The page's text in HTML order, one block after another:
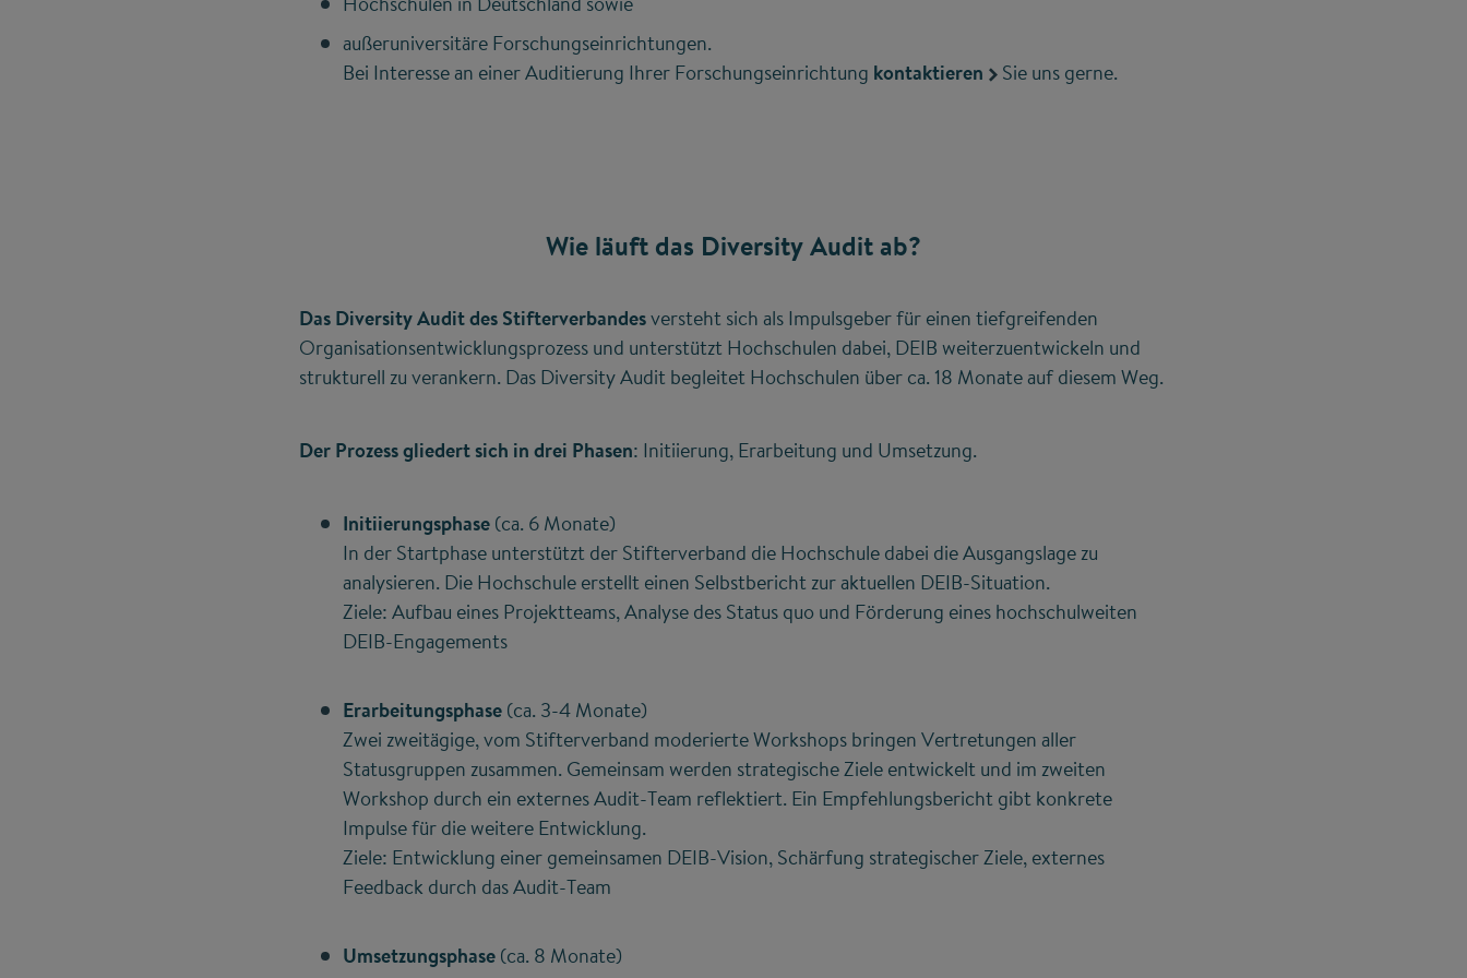
außeruniversitäre Forschungseinrichtungen.
Bei Interesse an einer Auditierung Ihrer Forschungseinrichtung kontaktieren Sie uns gerne.
Wie läuft das Diversity Audit ab?
Das Diversity Audit des Stifterverbandesversteht sich als Impulsgeber für einen tiefgreifenden
Organisationsentwicklungsprozess und unterstützt Hochschulen dabei, DEIB weiterzuentwickeln und
strukturell zu verankern. Das Diversity Audit begleitet Hochschulen über ca. 18 Monate auf diesem Weg.
Der Prozess gliedert sich in drei Phasen: Initiierung, Erarbeitung und Umsetzung.
Initiierungsphase (ca. 6 Monate)
In der Startphase unterstützt der Stifterverband die Hochschule dabei die Ausgangslage zu
analysieren. Die Hochschule erstellt einen Selbstbericht zur aktuellen DEIB-Situation.
Ziele: Aufbau eines Projektteams, Analyse des Status quo und Förderung eines hochschulweiten
DEIB-Engagements
Erarbeitungsphase (ca. 3-4 Monate)
Zwei zweitägige, vom Stifterverband moderierte Workshops bringen Vertretungen aller
Statusgruppen zusammen. Gemeinsam werden strategische Ziele entwickelt und im zweiten
Workshop durch ein externes Audit-Team reflektiert. Ein Empfehlungsbericht gibt konkrete
Impulse für die weitere Entwicklung.
Ziele: Entwicklung einer gemeinsamen DEIB-Vision, Schärfung strategischer Ziele, externes
Feedback durch das Audit-Team
Umsetzungsphase (ca. 8 Monate)